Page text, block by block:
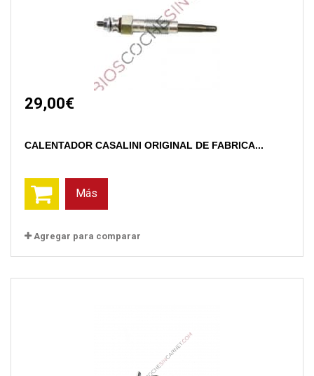
29,00€
CALENTADOR CASALINI ORIGINAL DE FABRICA...
Más
Agregar para comparar